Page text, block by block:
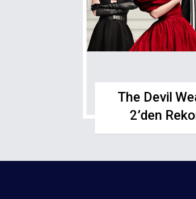
The Devil
2’den